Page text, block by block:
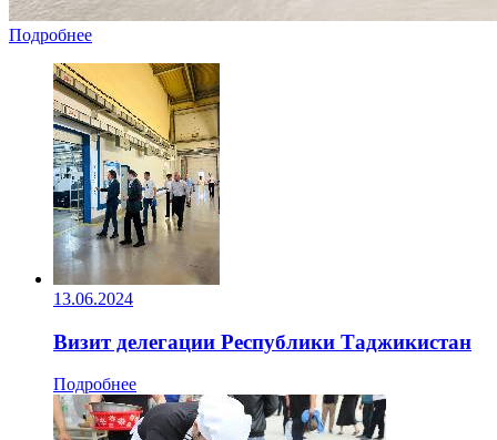
Подробнее
13.06.2024
Визит делегации Республики Таджикистан
Подробнее